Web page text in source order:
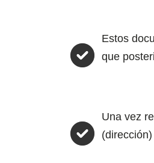
Estos
que
Una vez